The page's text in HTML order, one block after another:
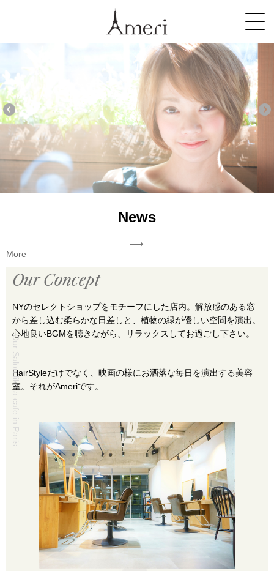
home salon info staff product
blog news style gallery recruit quality
044-712-3214
WEBからのご予約
News
More
Our Concept
NYのセレクトショップをモチーフにした店内。解放感のある窓
から差し込む柔らかな日差しと、植物の緑が優しい空間を演出。
心地良いBGMを聴きながら、リラックスしてお過ごし下さい。
HairStyleだけでなく、映画の様にお洒落な毎日を演出する美容
室。それがAmeriです。
Our Salon like a cafe in Paris.